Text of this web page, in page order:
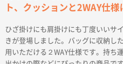
ト、クッションと2WAY仕
ひざ掛けにも肩掛けにも丁度いいサ
きが登場しました。バッグに収納し
用いただける２WAY仕様です。持ち